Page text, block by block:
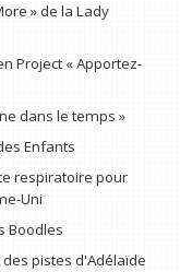
» de la Lady
Project « Apportez-
dans le temps »
Enfants
respiratoire pour
Uni
Boodles
pistes d'Adélaïde